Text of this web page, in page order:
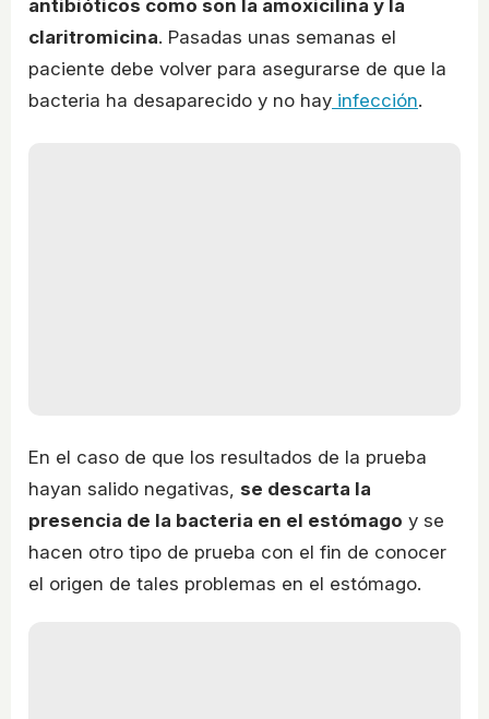
antibióticos como son la amoxicilina y la
claritromicina. Pasadas unas semanas el
paciente debe volver para asegurarse de que la
bacteria ha desaparecido y no hay infección.
En el caso de que los resultados de la prueba
hayan salido negativas, se descarta la
presencia de la bacteria en el estómago y se
hacen otro tipo de prueba con el fin de conocer
el origen de tales problemas en el estómago.